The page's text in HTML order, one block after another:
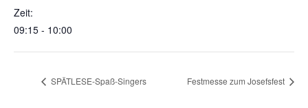
Zeit:
09:15 - 10:00
SPÄTLESE-Spaß-Singers Festmesse zum Josefsfest